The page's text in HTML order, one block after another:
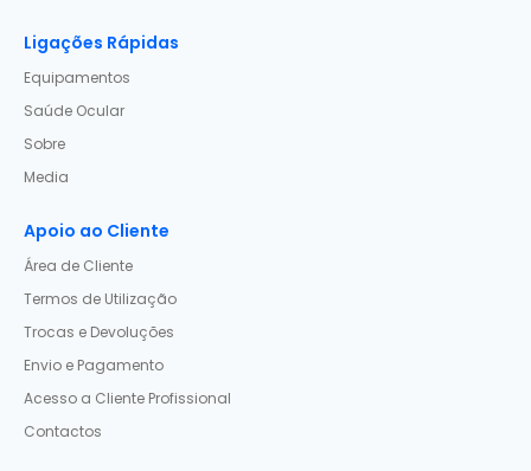
Ligações Rápidas
Equipamentos
Saúde Ocular
Sobre
Media
Apoio ao Cliente
Área de Cliente
Termos de Utilização
Trocas e Devoluções
Envio e Pagamento
Acesso a Cliente Profissional
Contactos